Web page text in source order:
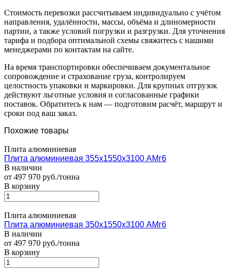
Стоимость перевозки рассчитываем индивидуально с учётом
направления, удалённости, массы, объёма и длиномерности
партии, а также условий погрузки и разгрузки. Для уточнения
тарифа и подбора оптимальной схемы свяжитесь с нашими
менеджерами по контактам на сайте.
На время транспортировки обеспечиваем документальное
сопровождение и страхование груза, контролируем
целостность упаковки и маркировки. Для крупных отгрузок
действуют льготные условия и согласованные графики
поставок. Обратитесь к нам — подготовим расчёт, маршрут и
сроки под ваш заказ.
Похожие товары
Плита алюминиевая
Плита алюминиевая 355х1550х3100 АМг6
В наличии
от 497 970 руб./тонна
В корзину
Плита алюминиевая
Плита алюминиевая 350х1550х3100 АМг6
В наличии
от 497 970 руб./тонна
В корзину